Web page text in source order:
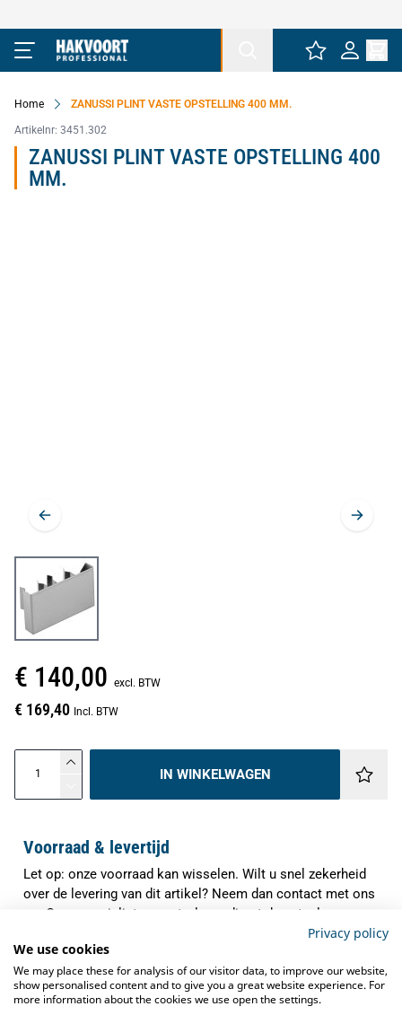
Ga naar de inhoud
Home ZANUSSI PLINT VASTE OPSTELLING 400 MM.
Artikelnr: 3451.302
ZANUSSI PLINT VASTE OPSTELLING 400
MM.
€ 140,00 excl. BTW
€ 169,40 Incl. BTW
IN WINKELWAGEN
Voorraad & levertijd
Let op: onze voorraad kan wisselen. Wilt u snel zekerheid
over de levering van dit artikel? Neem dan contact met ons
op. Onze specialisten controleren direct de actuele
voorraad en verwachte levertijd, zodat u precies weet waar
u aan toe bent.
✓ Indien op voorraad binnen1-3 werkdagen
verzonden
Privacy policy
We use cookies
We may place these for analysis of our visitor data, to improve our website,
show personalised content and to give you a great website experience. For
more information about the cookies we use open the settings.